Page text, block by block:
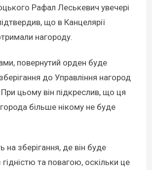
Рафал Леськевич увечері
що в Канцелярії
нагороду.
повернутий орден буде
до Управління нагород
При цьому він підкреслив, що ця
більше нікому не буде
на зберігання, де він буде
гідністю та повагою, оскільки це